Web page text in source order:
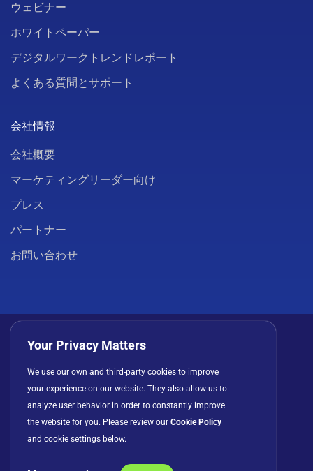
ウェビナー
ホワイトペーパー
デジタルワークトレンドレポート
よくある質問とサポート
会社情報
会社概要
マーケティングリーダー向け
プレス
パートナー
お問い合わせ
ライセンス契約
Your Privacy Matters
We use our own and third-party cookies to improve
your experience on our website. They also allow us to
analyze user behavior in order to constantly improve
the website for you. Please review our Cookie Policy
and cookie settings below.